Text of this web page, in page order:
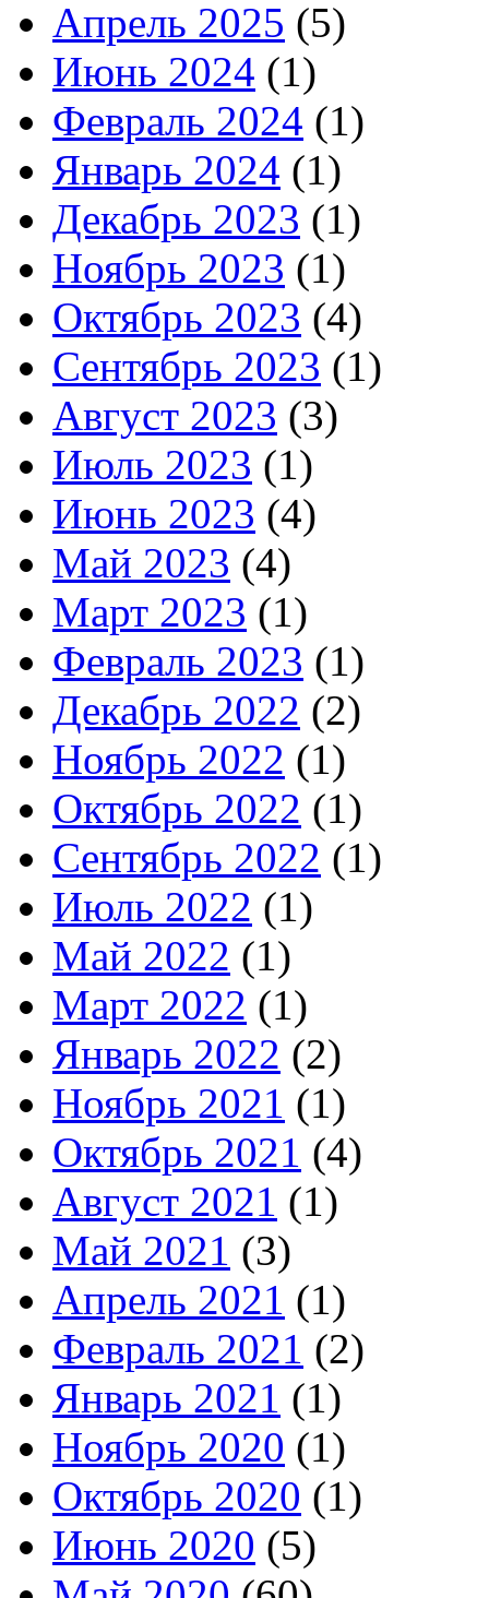
Апрель 2025 (5)
Июнь 2024 (1)
Февраль 2024 (1)
Январь 2024 (1)
Декабрь 2023 (1)
Ноябрь 2023 (1)
Октябрь 2023 (4)
Сентябрь 2023 (1)
Август 2023 (3)
Июль 2023 (1)
Июнь 2023 (4)
Май 2023 (4)
Март 2023 (1)
Февраль 2023 (1)
Декабрь 2022 (2)
Ноябрь 2022 (1)
Октябрь 2022 (1)
Сентябрь 2022 (1)
Июль 2022 (1)
Май 2022 (1)
Март 2022 (1)
Январь 2022 (2)
Ноябрь 2021 (1)
Октябрь 2021 (4)
Август 2021 (1)
Май 2021 (3)
Апрель 2021 (1)
Февраль 2021 (2)
Январь 2021 (1)
Ноябрь 2020 (1)
Октябрь 2020 (1)
Июнь 2020 (5)